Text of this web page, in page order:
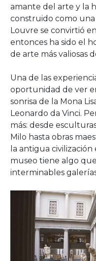
amante del arte y la
construido como una
Louvre se convirtió
entonces ha sido el
de arte más valiosas
Una de las
oportunidad de ver
sonrisa de la Mona
Leonardo da Vinci.
más: desde
Milo hasta obras
la antigua
museo tiene algo
interminables